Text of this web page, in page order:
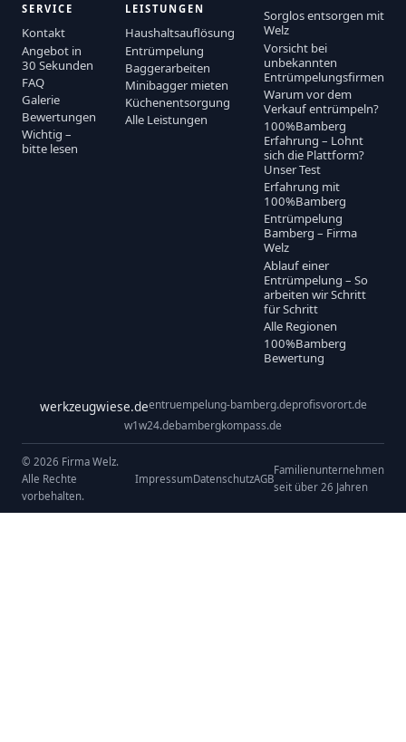
SERVICE
Kontakt
Angebot in
30 Sekunden
FAQ
Galerie
Bewertungen
Wichtig –
bitte lesen
LEISTUNGEN
Haushaltsauflösung
Entrümpelung
Baggerarbeiten
Minibagger mieten
Küchenentsorgung
Alle Leistungen
Sorglos entsorgen mit
Welz
Vorsicht bei
unbekannten
Entrümpelungsfirmen
Warum vor dem
Verkauf entrümpeln?
100%Bamberg
Erfahrung – Lohnt
sich die Plattform?
Unser Test
Erfahrung mit
100%Bamberg
Entrümpelung
Bamberg – Firma
Welz
Ablauf einer
Entrümpelung – So
arbeiten wir Schritt
für Schritt
Alle Regionen
100%Bamberg
Bewertung
werkzeugwiese.deentruempelung-bamberg.deprofisvorort.de
w1w24.debambergkompass.de
© 2026 Firma Welz.
Alle Rechte
vorbehalten.
ImpressumDatenschutzAGB
Familienunternehmen
seit über 26 Jahren